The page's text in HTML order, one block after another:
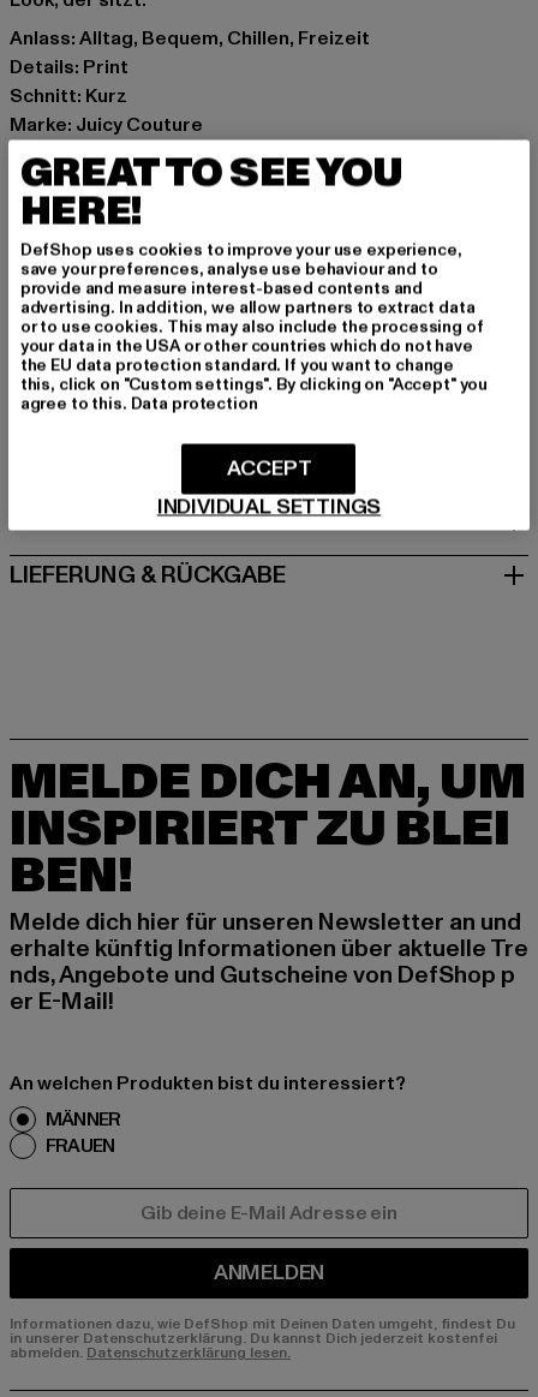
Anlass: Alltag, Bequem, Chillen, Freizeit
Details: Print
Schnitt: Kurz
Marke: Juicy Couture
Kat.: T-Shirts
Farbe: schwarz
Hersteller Farbe: black
Materialzusammensetzung: 95% Baumwolle, 5%
Elasthan
Art.Nr: JCCHU0026-00007
Hersteller: INK GmbH |support@juicycouture.com
Schnellgasse 2 | 52249 Eschweiler | DE
GRÖSSE & PASSFORM
PFLEGEHINWEISE
LIEFERUNG & RÜCKGABE
MELDE DICH AN, UM
INSPIRIERT ZU BLEI
BEN!
Melde dich hier für unseren Newsletter an und
erhalte künftig Informationen über aktuelle Tre
nds, Angebote und Gutscheine von DefShop p
er E-Mail!
An welchen Produkten bist du interessiert?
MÄNNER
FRAUEN
ANMELDEN
Informationen dazu, wie DefShop mit Deinen Daten umgeht, findest Du
in unserer Datenschutzerklärung. Du kannst Dich jederzeit kostenfei
abmelden. Datenschutzerklärung lesen.
GREAT TO SEE YOU
HERE!
DefShop uses cookies to improve your use experience,
save your preferences, analyse use behaviour and to
provide and measure interest-based contents and
advertising. In addition, we allow partners to extract data
or to use cookies. This may also include the processing of
your data in the USA or other countries which do not have
the EU data protection standard. If you want to change
this, click on "Custom settings". By clicking on "Accept" you
agree to this. Data protection
INDIVIDUAL SETTINGS
ACCEPT